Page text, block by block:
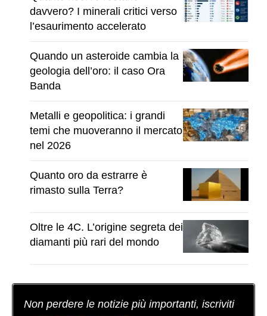
davvero? I minerali critici verso
l’esaurimento accelerato
Quando un asteroide cambia la
geologia dell’oro: il caso Ora
Banda
Metalli e geopolitica: i grandi
temi che muoveranno il mercato
nel 2026
Quanto oro da estrarre è
rimasto sulla Terra?
Oltre le 4C. L’origine segreta dei
diamanti più rari del mondo
Non perdere le notizie più importanti, iscriviti